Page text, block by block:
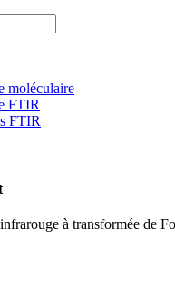
moléculaire
FTIR
FTIR
à transformée de